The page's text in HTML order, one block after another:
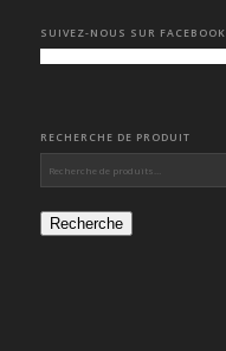
SUIVEZ-NOUS SUR FACEBOOK
RECHERCHE DE PRODUIT
Recherche